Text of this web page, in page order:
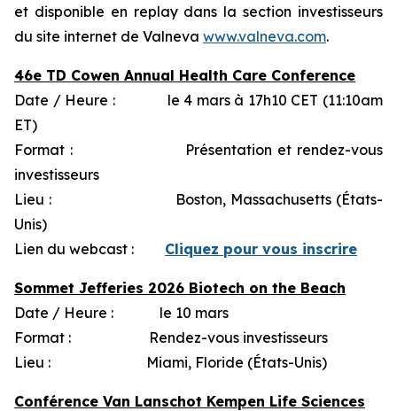
et disponible en replay dans la section investisseurs
du site internet de Valneva www.valneva.com.
46e TD Cowen Annual Health Care Conference
Date / Heure : le 4 mars à 17h10 CET (11:10am
ET)
Format : Présentation et rendez-vous
investisseurs
Lieu : Boston, Massachusetts (États-
Unis)
Lien du webcast :
Cliquez pour vous inscrire
Sommet Jefferies 2026 Biotech on the Beach
Date / Heure : le 10 mars
Format : Rendez-vous investisseurs
Lieu : Miami, Floride (États-Unis)
Conférence Van Lanschot Kempen Life Sciences